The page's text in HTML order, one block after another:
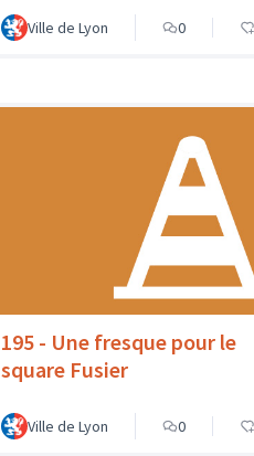
Ville de Lyon 0
195 - Une fresque pour le
square Fusier
Ville de Lyon 0